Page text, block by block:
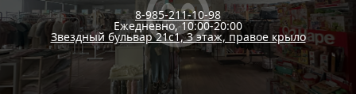
8-985-211-10-98
Ежедневно, 10:00-20:00
Звездный бульвар 21с1, 3 этаж, правое крыло